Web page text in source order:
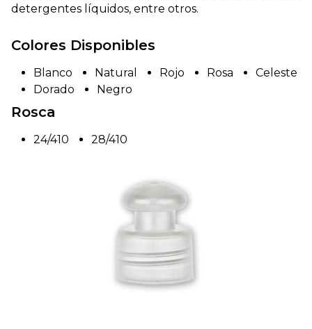
detergentes líquidos, entre otros.
Colores Disponibles
Blanco Natural Rojo Rosa
Celeste
Dorado
Negro
Rosca
24/410 28/410